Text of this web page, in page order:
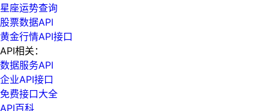
星座运势查询
股票数据API
黄金行情API接口
API相关：
数据服务API
企业API接口
免费接口大全
API百科